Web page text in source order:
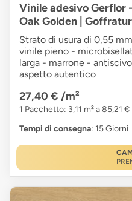
Vinile adesivo Gerflor
Oak Golden |
Strato di usura di 0,55
vinile pieno -
larga - marrone -
aspetto autentico
27,40 € /m²
1 Pacchetto: 3,11 m² a 85,21 €
Tempi di consegna: 15 Giorni